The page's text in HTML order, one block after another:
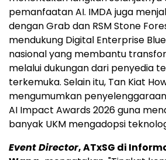
pemanfaatan AI. IMDA juga
dengan Grab dan RSM Stone
mendukung Digital Enterprise
nasional yang membantu
melalui dukungan dari penyedia
terkemuka. Selain itu, Tan Kiat
mengumumkan
AI Impact Awards 2026 guna
banyak UKM mengadopsi
Event Director, ATxSG di